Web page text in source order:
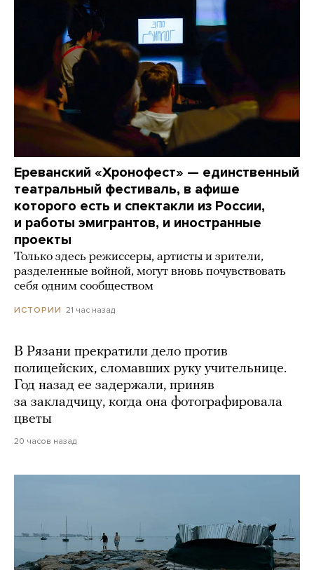
Ереванский «Хронофест» — единственный
театральный фестиваль, в афише
которого есть и спектакли из России,
и работы эмигрантов, и иностранные
проекты
Только здесь режиссеры, артисты и зрители,
разделенные войной, могут вновь почувствовать
себя одним сообществом
ИСТОРИИ 21 час назад
В Рязани прекратили дело против
полицейских, сломавших руку учительнице.
Год назад ее задержали, приняв
за закладчицу, когда она фотографировала
цветы
20 часов назад